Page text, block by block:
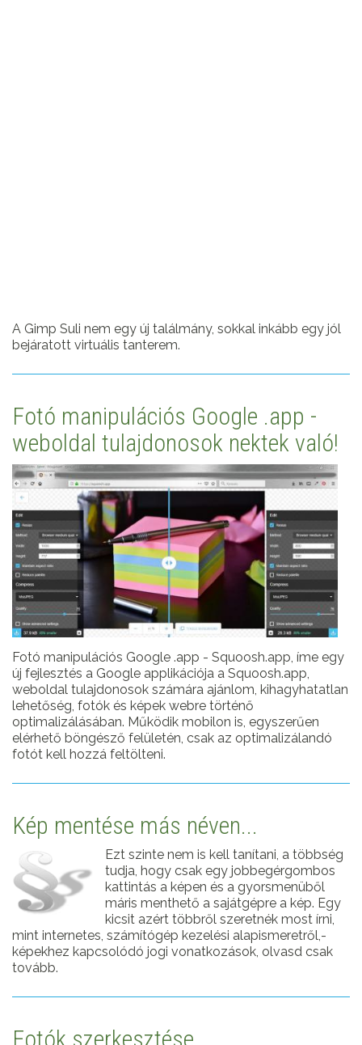
A Gimp Suli nem egy új találmány, sokkal inkább egy jól
bejáratott virtuális tanterem.
Fotó manipulációs Google .app -
weboldal tulajdonosok nektek való!
Fotó manipulációs Google .app - Squoosh.app, íme egy
új fejlesztés a Google applikációja a Squoosh.app,
weboldal tulajdonosok számára ajánlom, kihagyhatatlan
lehetőség, fotók és képek webre történő
optimalizálásában. Működik mobilon is, egyszerűen
elérhető böngésző felületén, csak az optimalizálandó
fotót kell hozzá feltölteni.
Kép mentése más néven...
Ezt szinte nem is kell tanítani, a többség
tudja, hogy csak egy jobbegérgombos
kattintás a képen és a gyorsmenüből
máris menthető a sajátgépre a kép. Egy
kicsit azért többről szeretnék most írni,
mint internetes, számítógép kezelési alapismeretről,-
képekhez kapcsolódó jogi vonatkozások, olvasd csak
tovább.
Fotók szerkesztése